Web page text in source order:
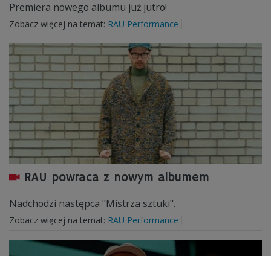
Premiera nowego albumu już jutro!
Zobacz więcej na temat: RAU Performance
RAU powraca z nowym albumem
Nadchodzi następca "Mistrza sztuki".
Zobacz więcej na temat: RAU Performance